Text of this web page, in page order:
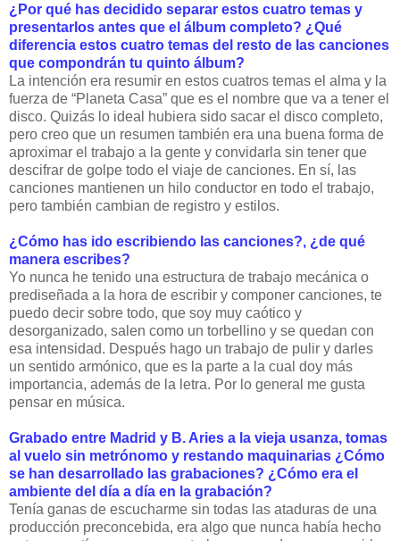
¿Por qué has decidido separar estos cuatro temas y
presentarlos antes que el álbum completo? ¿Qué
diferencia estos cuatro temas del resto de las canciones
que compondrán tu quinto álbum?
La intención era resumir en estos cuatros temas el alma y la
fuerza de “Planeta Casa” que es el nombre que va a tener el
disco. Quizás lo ideal hubiera sido sacar el disco completo,
pero creo que un resumen también era una buena forma de
aproximar el trabajo a la gente y convidarla sin tener que
descifrar de golpe todo el viaje de canciones. En sí, las
canciones mantienen un hilo conductor en todo el trabajo,
pero también cambian de registro y estilos.
¿Cómo has ido escribiendo las canciones?, ¿de qué
manera escribes?
Yo nunca he tenido una estructura de trabajo mecánica o
prediseñada a la hora de escribir y componer canciones, te
puedo decir sobre todo, que soy muy caótico y
desorganizado, salen como un torbellino y se quedan con
esa intensidad. Después hago un trabajo de pulir y darles
un sentido armónico, que es la parte a la cual doy más
importancia, además de la letra. Por lo general me gusta
pensar en música.
Grabado entre Madrid y B. Aries a la vieja usanza, tomas
al vuelo sin metrónomo y restando maquinarias ¿Cómo
se han desarrollado las grabaciones? ¿Cómo era el
ambiente del día a día en la grabación?
Tenía ganas de escucharme sin todas las ataduras de una
producción preconcebida, era algo que nunca había hecho